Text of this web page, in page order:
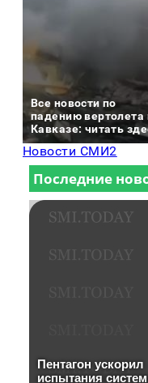
Все новости по
падению вертолета
Кавказе: читать
Новости СМИ2